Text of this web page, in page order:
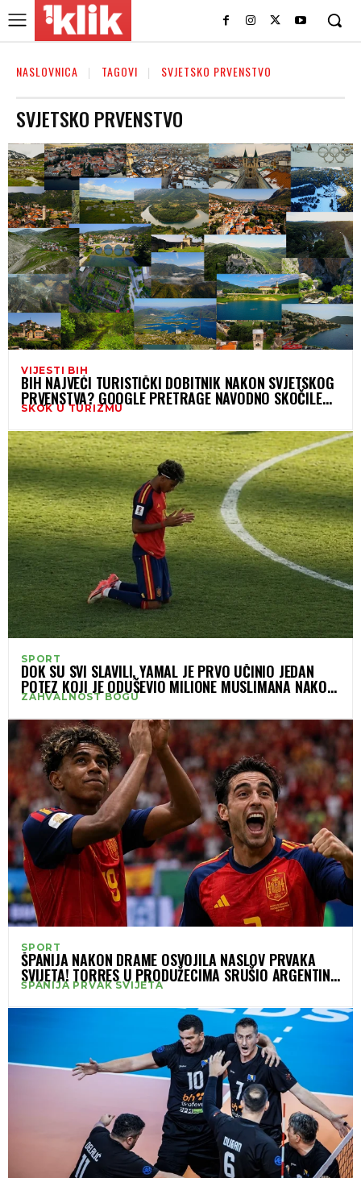
NASLOVNICA TAGOVI SVJETSKO PRVENSTVO
SVJETSKO PRVENSTVO
VIJESTI BIH
BIH NAJVEĆI TURISTIČKI DOBITNIK NAKON SVJETSKOG
PRVENSTVA? GOOGLE PRETRAGE NAVODNO SKOČILE
ZA ČAK 5.800 POSTO
SKOK U TURIZMU
SPORT
DOK SU SVI SLAVILI, YAMAL JE PRVO UČINIO JEDAN
POTEZ KOJI JE ODUŠEVIO MILIONE MUSLIMANA NAKON
OSVAJANJA SVJETSKOG PRVENSTVA
ZAHVALNOST BOGU
SPORT
ŠPANIJA NAKON DRAME OSVOJILA NASLOV PRVAKA
SVIJETA! TORRES U PRODUŽECIMA SRUŠIO ARGENTINU
I DONIO NOGOMETNU PRAVDU
ŠPANIJA PRVAK SVIJETA